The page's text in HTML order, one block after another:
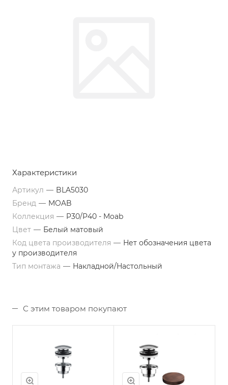
Характеристики
Артикул — BLA5030
Бренд — MOAB
Коллекция — P30/P40 - Moab
Цвет — Белый матовый
Код цвета производителя — Нет обозначения цвета
у производителя
Тип монтажа — Накладной/Настольный
С этим товаром покупают